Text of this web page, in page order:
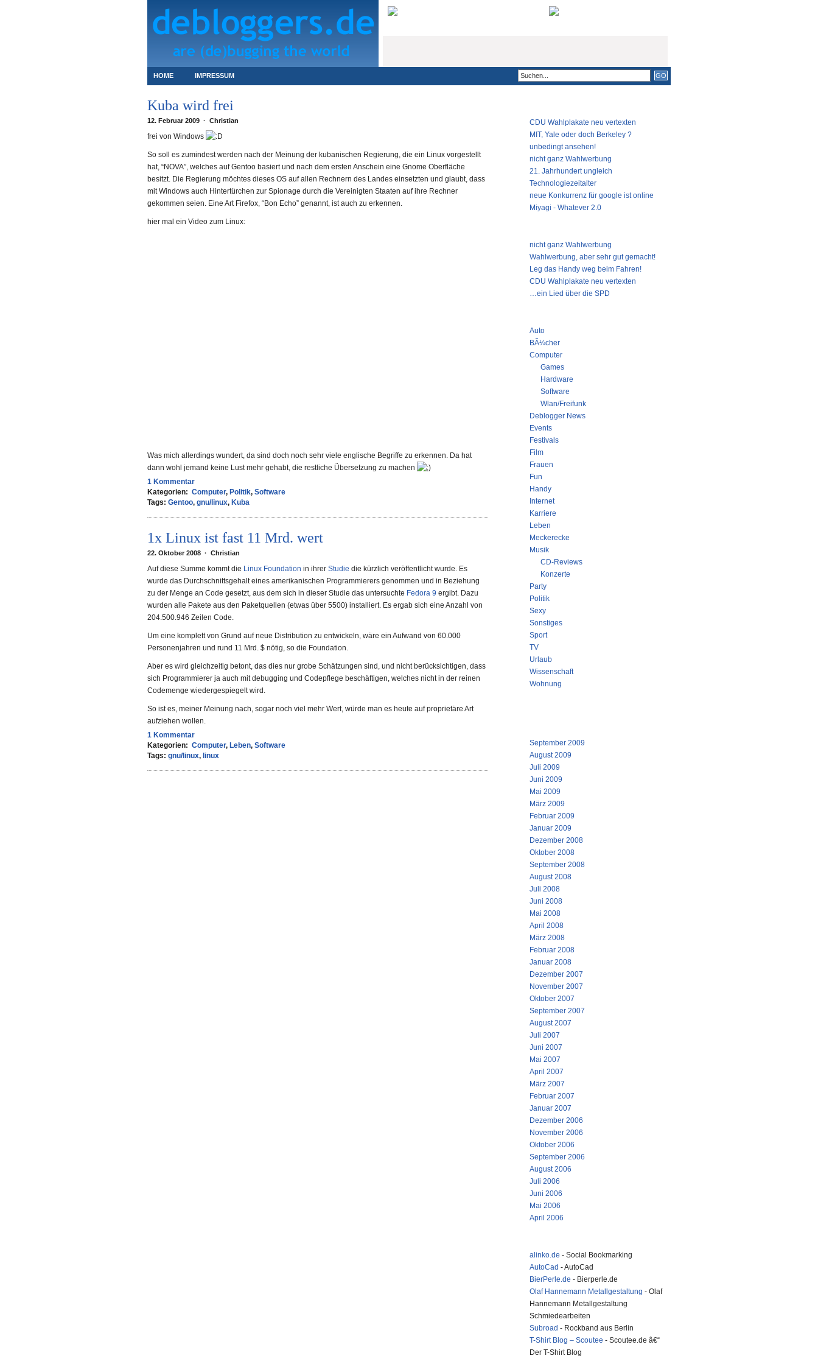
HOME IMPRESSUM
Kuba wird frei
12. Februar 2009 · Christian
frei von Windows
So soll es zumindest werden nach der Meinung der kubanischen Regierung, die ein Linux vorgestellt
hat, “NOVA”, welches auf Gentoo basiert und nach dem ersten Anschein eine Gnome Oberfläche
besitzt. Die Regierung möchtes dieses OS auf allen Rechnern des Landes einsetzten und glaubt, dass
mit Windows auch Hintertürchen zur Spionage durch die Vereinigten Staaten auf ihre Rechner
gekommen seien. Eine Art Firefox, “Bon Echo” genannt, ist auch zu erkennen.
hier mal ein Video zum Linux:
Was mich allerdings wundert, da sind doch noch sehr viele englische Begriffe zu erkennen. Da hat
dann wohl jemand keine Lust mehr gehabt, die restliche Übersetzung zu machen
1 Kommentar
Kategorien: Computer, Politik, Software
Tags: Gentoo, gnu/linux, Kuba
1x Linux ist fast 11 Mrd. wert
22. Oktober 2008 · Christian
Auf diese Summe kommt die Linux Foundation in ihrer Studie die kürzlich veröffentlicht wurde. Es
wurde das Durchschnittsgehalt eines amerikanischen Programmierers genommen und in Beziehung
zu der Menge an Code gesetzt, aus dem sich in dieser Studie das untersuchte Fedora 9 ergibt. Dazu
wurden alle Pakete aus den Paketquellen (etwas über 5500) installiert. Es ergab sich eine Anzahl von
204.500.946 Zeilen Code.
Um eine komplett von Grund auf neue Distribution zu entwickeln, wäre ein Aufwand von 60.000
Personenjahren und rund 11 Mrd. $ nötig, so die Foundation.
Aber es wird gleichzeitig betont, das dies nur grobe Schätzungen sind, und nicht berücksichtigen, dass
sich Programmierer ja auch mit debugging und Codepflege beschäftigen, welches nicht in der reinen
Codemenge wiedergespiegelt wird.
So ist es, meiner Meinung nach, sogar noch viel mehr Wert, würde man es heute auf proprietäre Art
aufziehen wollen.
1 Kommentar
Kategorien: Computer, Leben, Software
Tags: gnu/linux, linux
CDU Wahlplakate neu vertexten
MIT, Yale oder doch Berkeley ?
unbedingt ansehen!
nicht ganz Wahlwerbung
21. Jahrhundert ungleich
Technologiezeitalter
neue Konkurrenz für google ist online
Miyagi - Whatever 2.0
nicht ganz Wahlwerbung
Wahlwerbung, aber sehr gut gemacht!
Leg das Handy weg beim Fahren!
CDU Wahlplakate neu vertexten
…ein Lied über die SPD
Auto
BÃ¼cher
Computer
Games
Hardware
Software
Wlan/Freifunk
Deblogger News
Events
Festivals
Film
Frauen
Fun
Handy
Internet
Karriere
Leben
Meckerecke
Musik
CD-Reviews
Konzerte
Party
Politik
Sexy
Sonstiges
Sport
TV
Urlaub
Wissenschaft
Wohnung
September 2009
August 2009
Juli 2009
Juni 2009
Mai 2009
März 2009
Februar 2009
Januar 2009
Dezember 2008
Oktober 2008
September 2008
August 2008
Juli 2008
Juni 2008
Mai 2008
April 2008
März 2008
Februar 2008
Januar 2008
Dezember 2007
November 2007
Oktober 2007
September 2007
August 2007
Juli 2007
Juni 2007
Mai 2007
April 2007
März 2007
Februar 2007
Januar 2007
Dezember 2006
November 2006
Oktober 2006
September 2006
August 2006
Juli 2006
Juni 2006
Mai 2006
April 2006
alinko.de - Social Bookmarking
AutoCad - AutoCad
BierPerle.de - Bierperle.de
Olaf Hannemann Metallgestaltung - Olaf
Hannemann Metallgestaltung
Schmiedearbeiten
Subroad - Rockband aus Berlin
T-Shirt Blog – Scoutee - Scoutee.de â€“
Der T-Shirt Blog